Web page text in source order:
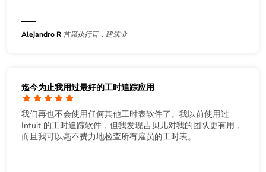
Alejandro R 首席执行官，建筑业
迄今为止我用过最好的工时追踪应用
我们再也不会使用任何其他工时表软件了。我以前使用过
Intuit 的工时追踪软件，但我发现吉贝儿对我的团队更有用，
而且我可以毫不费力地检查所有雇员的工时表。